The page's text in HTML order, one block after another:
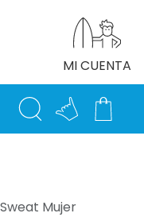
MI CUENTA
Mujer